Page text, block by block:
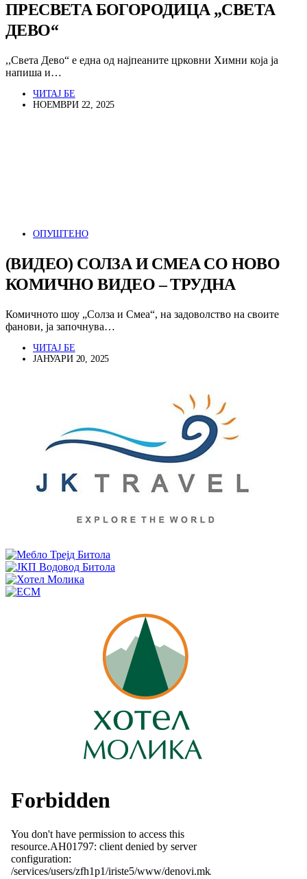
ПРЕСВЕТА БОГОРОДИЦА „СВЕТА
ДЕВО“
,,Света Дево“ е една од најпеаните црковни Химни која ја
напиша и…
ЧИТАЈ БЕ
НОЕМВРИ 22, 2025
ОПУШТЕНО
(ВИДЕО) СОЛЗА И СМЕА СО НОВО
КОМИЧНО ВИДЕО – ТРУДНА
Комичното шоу „Солза и Смеа“, на задоволство на своите
фанови, ја започнува…
ЧИТАЈ БЕ
ЈАНУАРИ 20, 2025